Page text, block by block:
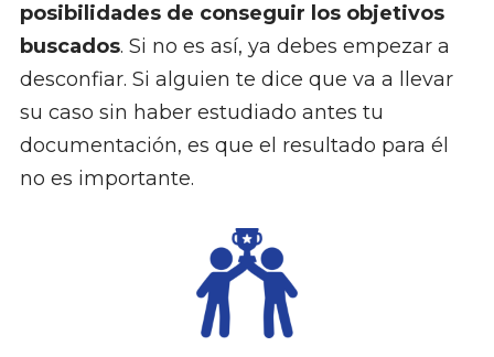
posibilidades de conseguir los objetivos
buscados. Si no es así, ya debes empezar a
desconfiar. Si alguien te dice que va a llevar
su caso sin haber estudiado antes tu
documentación, es que el resultado para él
no es importante.